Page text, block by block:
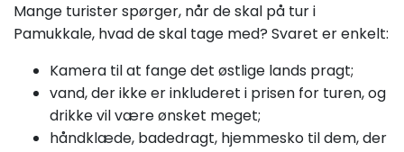
Mange turister spørger, når de skal på tur i
Pamukkale, hvad de skal tage med? Svaret er enkelt:
Kamera til at fange det østlige lands pragt;
vand, der ikke er inkluderet i prisen for turen, og
drikke vil være ønsket meget;
håndklæde, badedragt, hjemmesko til dem, der